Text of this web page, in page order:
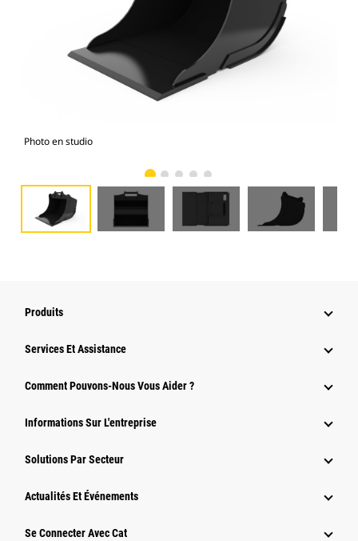
Photo en studio
Produits
Services Et Assistance
Comment Pouvons-Nous Vous Aider ?
Informations Sur L'entreprise
Solutions Par Secteur
Actualités Et Événements
Se Connecter Avec Cat